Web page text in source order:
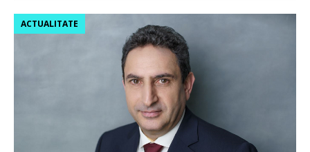
ACTUALITATE